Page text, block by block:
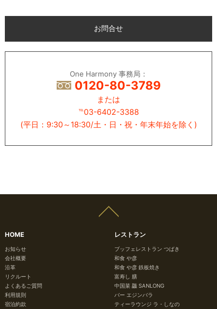
お問合せ
One Harmony 事務局：
0120-80-3789
または
℡03-6402-3388
(平日：9:30～18:30/土・日・祝・年末年始を除く)
HOME
お知らせ
会社概要
沿革
リクルート
よくあるご質問
利用規則
宿泊約款
レストラン
ブッフェレストラン つばき
和食 や彦
和食 や彦 鉄板焼き
富寿し 膳
中国菜 龘 SANLONG
バー エジンバラ
ティーラウンジ ラ・しなの